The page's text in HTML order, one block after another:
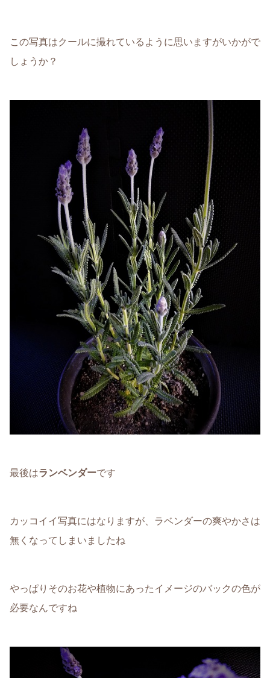
この写真はクールに撮れているように思いますがいかがで
しょうか？
最後はランベンダーです
カッコイイ写真にはなりますが、ラベンダーの爽やかさは
無くなってしまいましたね
やっぱりそのお花や植物にあったイメージのバックの色が
必要なんですね